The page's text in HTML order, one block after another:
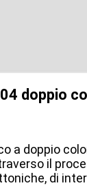
doppio
a doppio
il
di